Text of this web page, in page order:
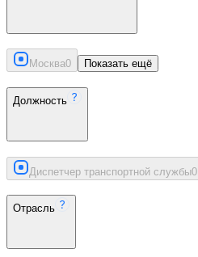
Москва0 Показать ещё
Должность
Диспетчер транспортной службы0
Отрасль